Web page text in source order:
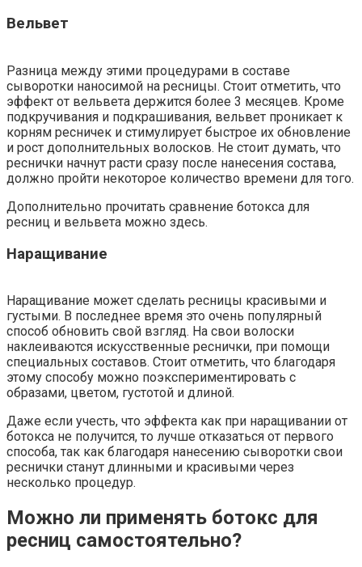
Вельвет
Разница между этими процедурами в составе
сыворотки наносимой на ресницы. Стоит отметить, что
эффект от вельвета держится более 3 месяцев. Кроме
подкручивания и подкрашивания, вельвет проникает к
корням ресничек и стимулирует быстрое их обновление
и рост дополнительных волосков. Не стоит думать, что
реснички начнут расти сразу после нанесения состава,
должно пройти некоторое количество времени для того.
Дополнительно прочитать сравнение ботокса для
ресниц и вельвета можно здесь.
Наращивание
Наращивание может сделать ресницы красивыми и
густыми. В последнее время это очень популярный
способ обновить свой взгляд. На свои волоски
наклеиваются искусственные реснички, при помощи
специальных составов. Стоит отметить, что благодаря
этому способу можно поэкспериментировать с
образами, цветом, густотой и длиной.
Даже если учесть, что эффекта как при наращивании от
ботокса не получится, то лучше отказаться от первого
способа, так как благодаря нанесению сыворотки свои
реснички станут длинными и красивыми через
несколько процедур.
Можно ли применять ботокс для
ресниц самостоятельно?